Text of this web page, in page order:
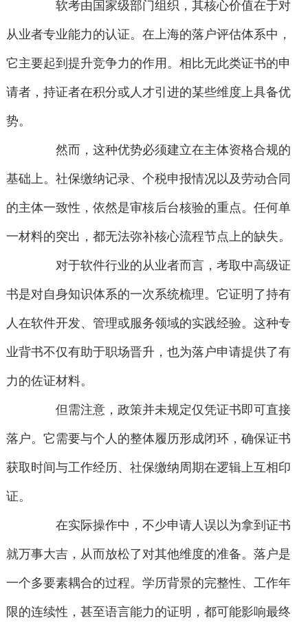
软考由国家级部门组织，其核心价值在于对
从业者专业能力的认证。在上海的落户评估体系中，
它主要起到提升竞争力的作用。相比无此类证书的申
请者，持证者在积分或人才引进的某些维度上具备优
势。
然而，这种优势必须建立在主体资格合规的
基础上。社保缴纳记录、个税申报情况以及劳动合同
的主体一致性，依然是审核后台核验的重点。任何单
一材料的突出，都无法弥补核心流程节点上的缺失。
对于软件行业的从业者而言，考取中高级证
书是对自身知识体系的一次系统梳理。它证明了持有
人在软件开发、管理或服务领域的实践经验。这种专
业背书不仅有助于职场晋升，也为落户申请提供了有
力的佐证材料。
但需注意，政策并未规定仅凭证书即可直接
落户。它需要与个人的整体履历形成闭环，确保证书
获取时间与工作经历、社保缴纳周期在逻辑上互相印
证。
在实际操作中，不少申请人误以为拿到证书
就万事大吉，从而放松了对其他维度的准备。落户是
一个多要素耦合的过程。学历背景的完整性、工作年
限的连续性，甚至语言能力的证明，都可能影响最终